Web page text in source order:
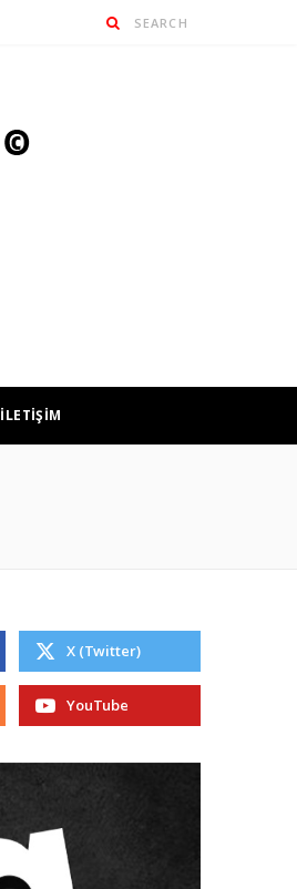
İLETİŞİM
X (Twitter)
YouTube